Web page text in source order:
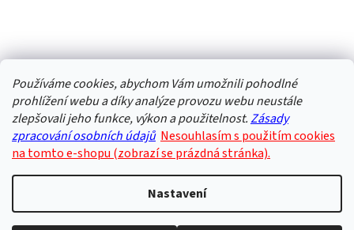
Používáme cookies, abychom Vám umožnili pohodlné
prohlížení webu a díky analýze provozu webu neustále
zlepšovali jeho funkce, výkon a použitelnost.Zásady
zpracování osobních údajů Nesouhlasím s použitím cookies
na tomto e-shopu (zobrazí se prázdná stránka).
Nastavení